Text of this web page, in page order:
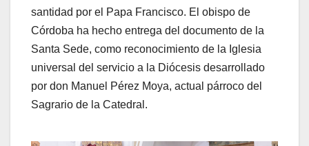
santidad por el Papa Francisco. El obispo de
Córdoba ha hecho entrega del documento de la
Santa Sede, como reconocimiento de la Iglesia
universal del servicio a la Diócesis desarrollado
por don Manuel Pérez Moya, actual párroco del
Sagrario de la Catedral.